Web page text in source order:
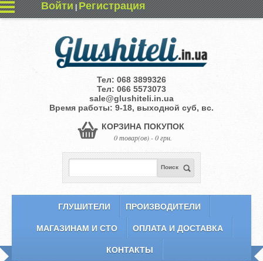
Войти|Регистрация
Тел: 068 3899326
Тел: 066 5573073
sale@glushiteli.in.ua
Время работы: 9-18, выходной суб, вс.
КОРЗИНА ПОКУПОК
0 товар(ов) - 0 грн.
Поиск
ГЛУШИТЕЛИ ПРОИЗВОДИТЕЛИ
МАГАЗИНАМ И СТО ОПЛАТА И ДОСТАВКА
КОНТАКТЫ